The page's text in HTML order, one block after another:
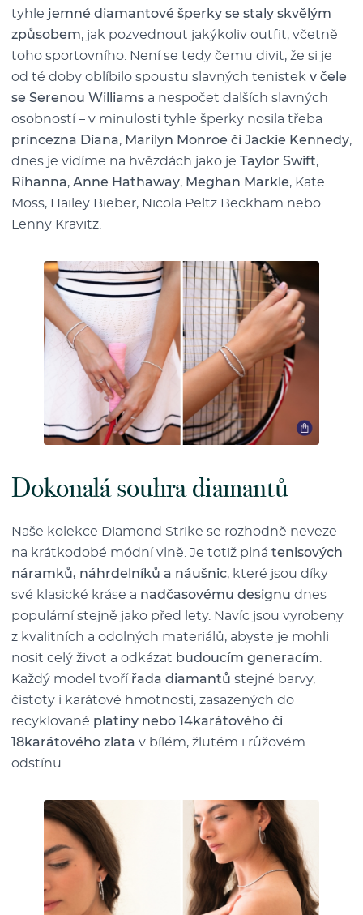
tyhle jemné diamantové šperky se staly skvělým
způsobem, jak pozvednout jakýkoliv outfit, včetně
toho sportovního. Není se tedy čemu divit, že si je
od té doby oblíbilo spoustu slavných tenistek v čele
se Serenou Williams a nespočet dalších slavných
osobností – v minulosti tyhle šperky nosila třeba
princezna Diana, Marilyn Monroe či Jackie Kennedy,
dnes je vidíme na hvězdách jako je Taylor Swift,
Rihanna, Anne Hathaway, Meghan Markle, Kate
Moss, Hailey Bieber, Nicola Peltz Beckham nebo
Lenny Kravitz.
Dokonalá souhra diamantů
Naše kolekce Diamond Strike se rozhodně neveze
na krátkodobé módní vlně. Je totiž plná tenisových
náramků, náhrdelníků a náušnic, které jsou díky
své klasické kráse a nadčasovému designu dnes
populární stejně jako před lety. Navíc jsou vyrobeny
z kvalitních a odolných materiálů, abyste je mohli
nosit celý život a odkázat budoucím generacím
Každý model tvoří řada diamantů stejné barvy,
čistoty i karátové hmotnosti, zasazených do
recyklované platiny nebo 14karátového či
18karátového zlata v bílém, žlutém i růžovém
odstínu.